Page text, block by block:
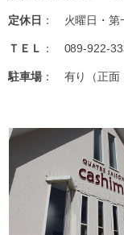
定休日 ： 火曜日・第
ＴＥＬ ： 089-922-
駐車場： 有り（正面